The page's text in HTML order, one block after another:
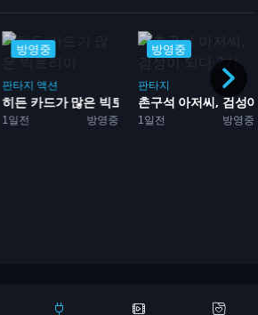
방영중
판타지 액션
1일전 방영중
히든 카드가 많은 빅토리아
방영중
판타지
1일전 방영중
촌구석 아저씨, 검성
어바웃, aniabout.com. All Rights Reserved